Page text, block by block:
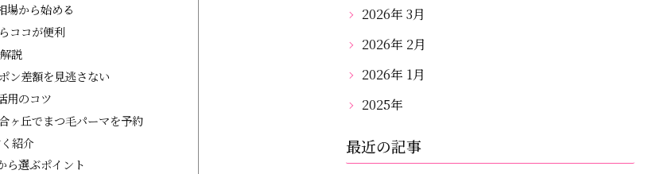
場から始める
ココが便利
説
ン差額を見逃さない
用のコツ
ヶ丘でまつ毛パーマを予約
紹介
ら選ぶポイント
2026年 3月
2026年 2月
2026年 1月
2025年
最近の記事